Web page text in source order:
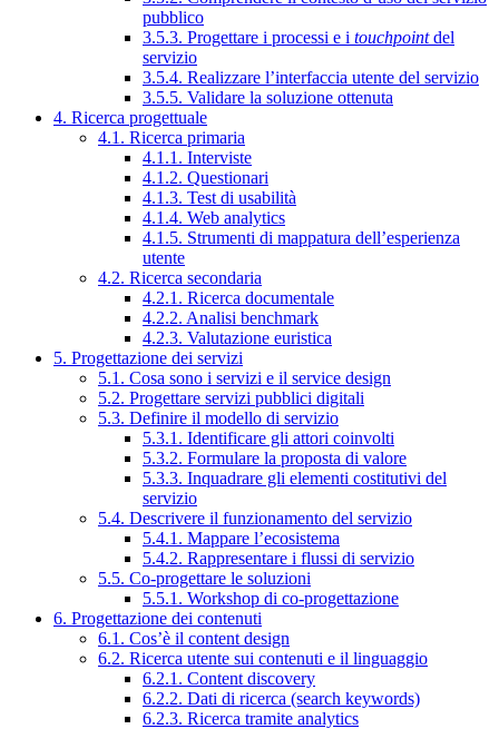
pubblico
3.5.3. Progettare i processi e i touchpointdel
servizio
3.5.4. Realizzare l’interfaccia utente del servizio
3.5.5. Validare la soluzione ottenuta
4. Ricerca progettuale
4.1. Ricerca primaria
4.1.1. Interviste
4.1.2. Questionari
4.1.3. Test di usabilità
4.1.4. Web analytics
4.1.5. Strumenti di mappatura dell’esperienza
utente
4.2. Ricerca secondaria
4.2.1. Ricerca documentale
4.2.2. Analisi benchmark
4.2.3. Valutazione euristica
5. Progettazione dei servizi
5.1. Cosa sono i servizi e il service design
5.2. Progettare servizi pubblici digitali
5.3. Definire il modello di servizio
5.3.1. Identificare gli attori coinvolti
5.3.2. Formulare la proposta di valore
5.3.3. Inquadrare gli elementi costitutivi del
servizio
5.4. Descrivere il funzionamento del servizio
5.4.1. Mappare l’ecosistema
5.4.2. Rappresentare i flussi di servizio
5.5. Co-progettare le soluzioni
5.5.1. Workshop di co-progettazione
6. Progettazione dei contenuti
6.1. Cos’è il content design
6.2. Ricerca utente sui contenuti e il linguaggio
6.2.1. Content discovery
6.2.2. Dati di ricerca (search keywords)
6.2.3. Ricerca tramite analytics